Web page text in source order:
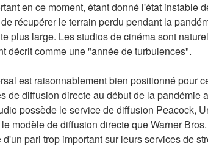
en ce moment, étant donné l'état instable
récupérer le terrain perdu pendant la
plus large. Les studios de cinéma sont
décrit comme une "année de turbulences".
est raisonnablement bien positionné pour
de diffusion directe au début de la pandémie
possède le service de diffusion Peacock,
modèle de diffusion directe que Warner
pari trop important sur leurs services de